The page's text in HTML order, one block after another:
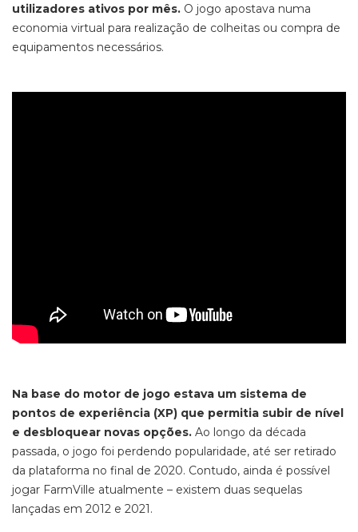
utilizadores ativos por mês. O jogo apostava numa
economia virtual para realização de colheitas ou compra de
equipamentos necessários.
Na base do motor de jogo estava um sistema de
pontos de experiência (XP) que permitia subir de nível
e desbloquear novas opções. Ao longo da década
passada, o jogo foi perdendo popularidade, até ser retirado
da plataforma no final de 2020. Contudo, ainda é possível
jogar FarmVille atualmente – existem duas sequelas
lançadas em 2012 e 2021.